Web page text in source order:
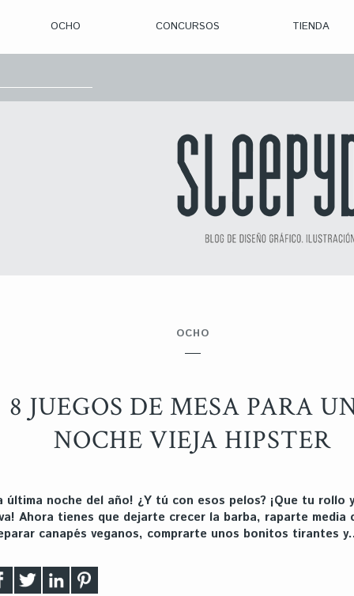
OCHO CONCURSOS
> CON. CERRADA
TIENDA
OCHO
8 JUEGOS DE MESA PARA
NOCHE VIEJA HIPSTER
última noche del año! ¿Y tú con esos pelos? ¡Que tu rollo
Ahora tienes que dejarte crecer la barba, raparte media
canapés veganos, comprarte unos bonitos tirantes